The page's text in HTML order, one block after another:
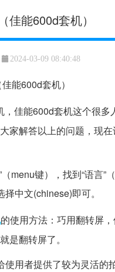
佳能600d套机）
2024-03-09 08:40:48
，佳能600d套机这个很多
家解答以上的问题，现
menu键），找到“语言”
中文(chinese)即可。
的使用方法：巧用翻转屏
是翻转屏了。
用者提供了较为灵活的